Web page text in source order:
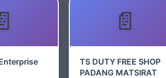
TS DUTY FREE SHOP
PADANG MATSIRAT